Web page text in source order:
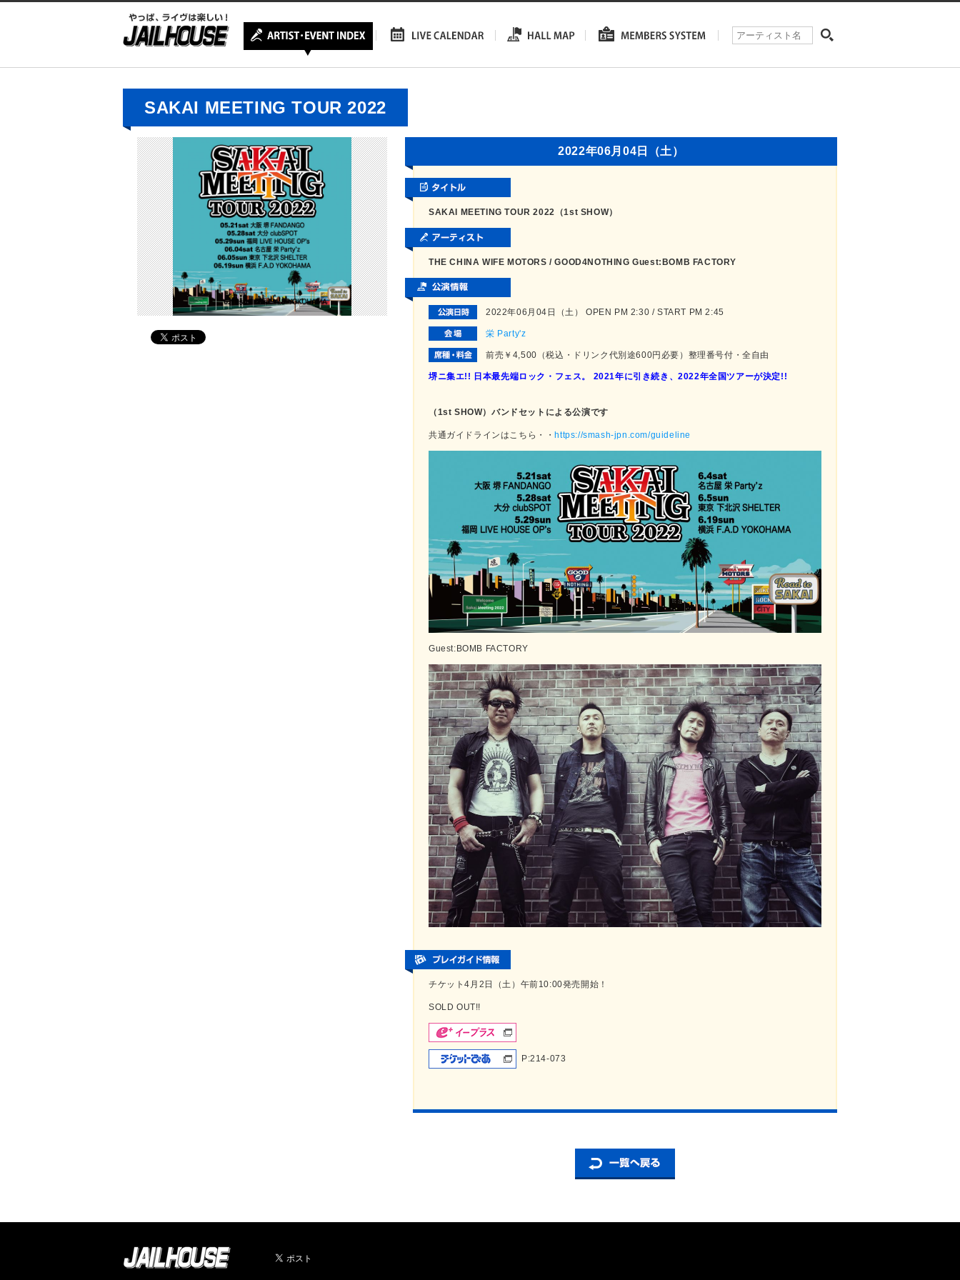
SAKAI MEETING TOUR 2022
2022年06月04日（土）
SAKAI MEETING TOUR 2022（1st SHOW）
THE CHINA WIFE MOTORS / GOOD4NOTHING Guest:BOMB FACTORY
2022年06月04日（土） OPEN PM 2:30 / START PM 2:45
栄 Party'z
前売￥4,500（税込・ドリンク代別途600円必要）整理番号付・全自由
堺ニ集エ!! 日本最先端ロック・フェス。 2021年に引き続き、2022年全国ツアーが決定!!
（1st SHOW）バンドセットによる公演です
共通ガイドラインはこちら・・ https://smash-jpn.com/guideline
Guest:BOMB FACTORY
チケット4月2日（土）午前10:00発売開始！
SOLD OUT!!
P:214-073